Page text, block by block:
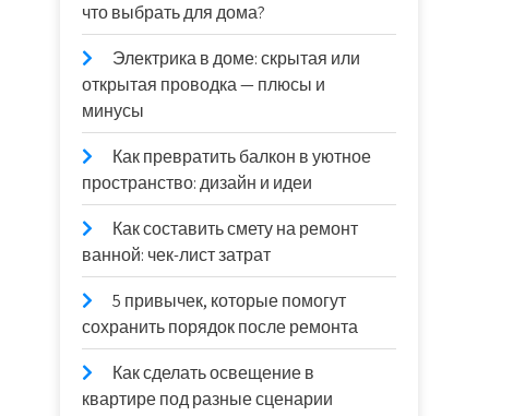
что выбрать для дома?
Электрика в доме: скрытая или
открытая проводка — плюсы и
минусы
Как превратить балкон в уютное
пространство: дизайн и идеи
Как составить смету на ремонт
ванной: чек-лист затрат
5 привычек, которые помогут
сохранить порядок после ремонта
Как сделать освещение в
квартире под разные сценарии